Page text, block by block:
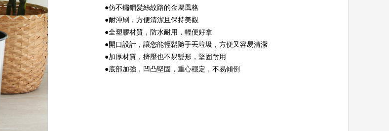
●仿不鏽鋼髮絲紋路的金屬風格
●耐沖刷，方便清潔且保持美觀
●全塑膠材質，防水耐用，輕便好拿
●開口設計，讓您能輕鬆隨手丟垃圾，方便又容易清潔
●加厚材質，擠壓也不易變形，堅固耐用
●底部加強，凹凸堅固，重心穩定，不易傾倒